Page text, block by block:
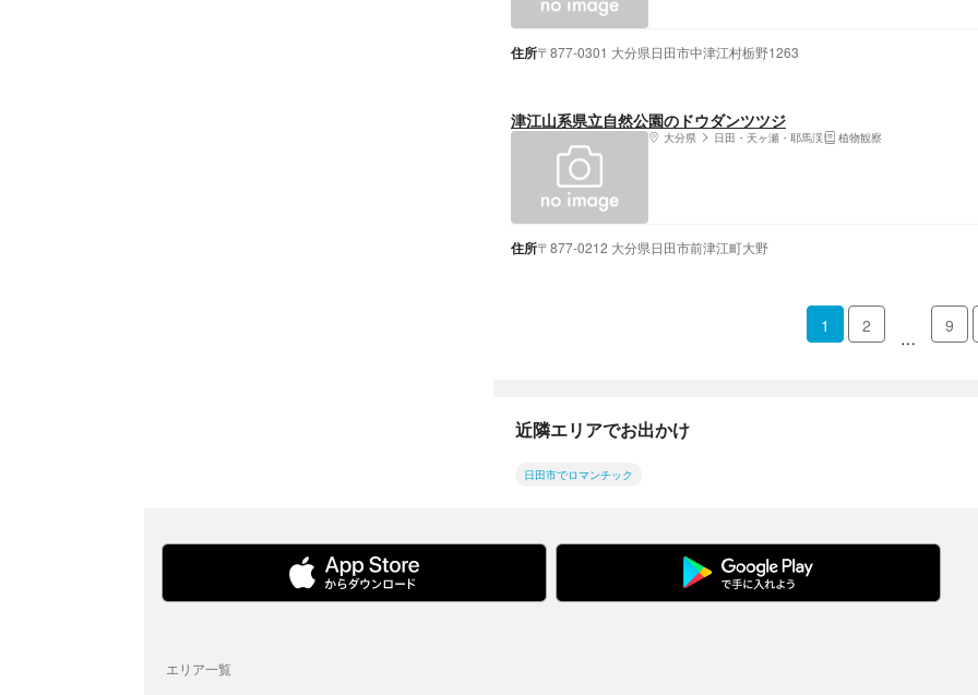
住所〒877-0301 大分県日田市中津江村栃野1263
津江山系県立自然公園のドウダンツツジ
大分県 日田・天ヶ瀬・耶馬渓 植物観察
住所〒877-0212 大分県日田市前津江町大野
1 2
…
9
近隣エリアでお出かけ
日田市でロマンチック
エリア一覧